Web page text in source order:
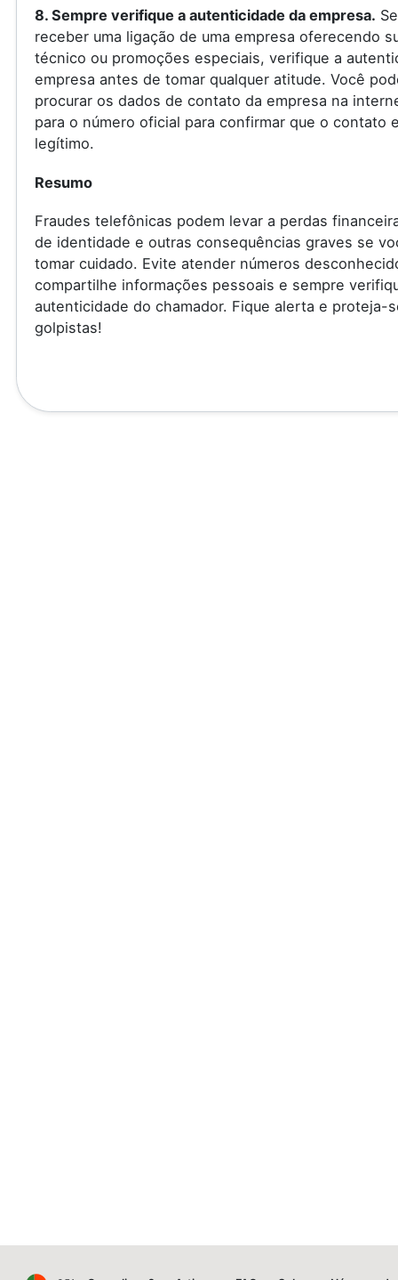
8. Sempre verifique a autenticidade da empresa.
receber uma ligação de uma empresa oferecendo
técnico ou promoções especiais, verifique a
empresa antes de tomar qualquer atitude. Você
procurar os dados de contato da empresa na
para o número oficial para confirmar que o contato
legítimo.
Resumo
Fraudes telefônicas podem levar a perdas
de identidade e outras consequências graves se
tomar cuidado. Evite atender números
compartilhe informações pessoais e sempre
autenticidade do chamador. Fique alerta e proteja-
golpistas!